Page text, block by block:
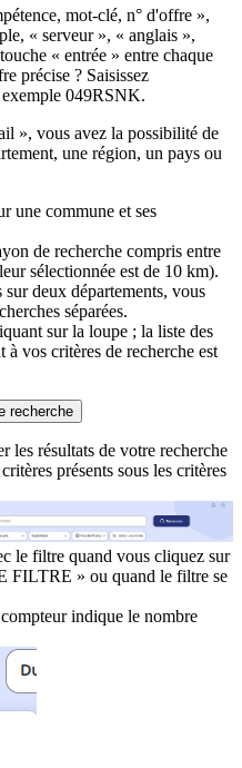
mot-clé, n° d'offre »,
« serveur », « anglais »,
« entrée » entre chaque
précise ? Saisissez
exemple 049RSNK.
», vous avez la possibilité de
une région, un pays ou
une commune et ses
de recherche compris entre
sélectionnée est de 10 km).
deux départements, vous
séparées.
sur la loupe ; la liste des
vos critères de recherche est
recherche
les résultats de votre recherche
présents sous les critères
le filtre quand vous cliquez sur
FILTRE » ou quand le filtre se
indique le nombre